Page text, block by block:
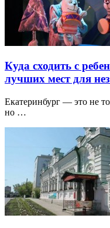
Куда сходить с
лучших мест для
Екатеринбург — это не
но …